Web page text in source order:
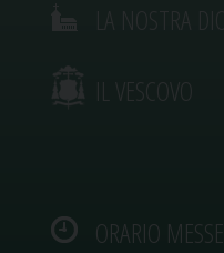
IL VESCOVO
ORARIO MESSE